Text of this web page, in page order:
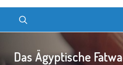
Das Ägyptische